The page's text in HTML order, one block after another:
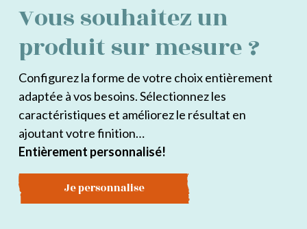
Vous souhaitez un
produit sur mesure ?
Configurez la forme de votre choix entièrement
adaptée à vos besoins. Sélectionnez les
caractéristiques et améliorez le résultat en
ajoutant votre finition…
Entièrement personnalisé!
Je personnalise